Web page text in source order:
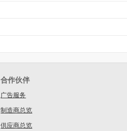
合作伙伴
广告服务
制造商总览
供应商总览